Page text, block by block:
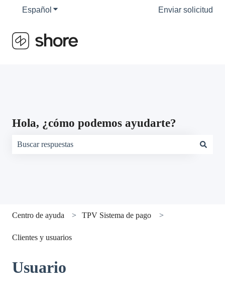
Español Traducciones de Mostrar submenú deEnviar solicitud
Hola, ¿cómo podemos ayudarte?
Centro de ayuda TPV Sistema de pago
Clientes y usuarios
Usuario